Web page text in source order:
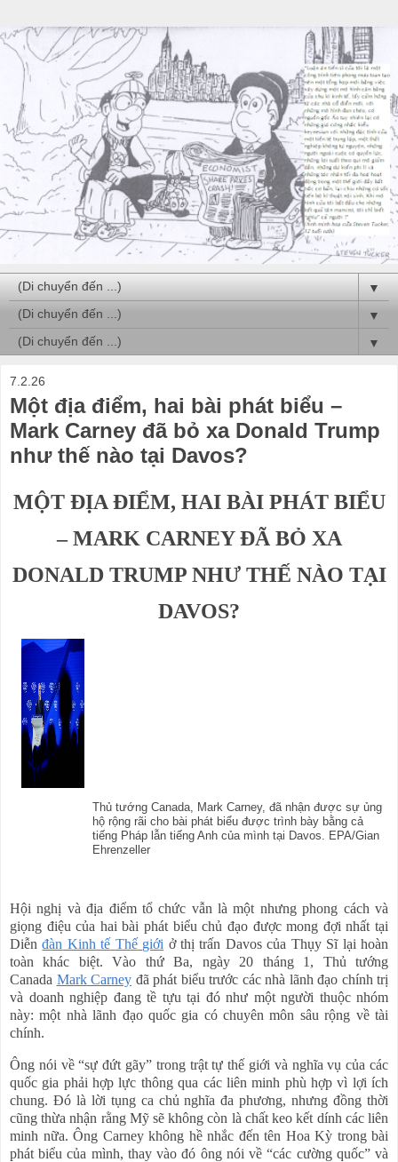
▼
▼
▼
7.2.26
Một địa điểm, hai bài phát biểu –
Mark Carney đã bỏ xa Donald Trump
như thế nào tại Davos?
MỘT ĐỊA ĐIỂM, HAI BÀI PHÁT BIỂU
– MARK CARNEY ĐÃ BỎ XA
DONALD TRUMP NHƯ THẾ NÀO TẠI
DAVOS?
Thủ tướng Canada, Mark Carney, đã nhận được sự ủng
hộ rộng rãi cho bài phát biểu được trình bày bằng cả
tiếng Pháp lẫn tiếng Anh của mình tại Davos. EPA/Gian
Ehrenzeller
Hội nghị và địa điểm tổ chức vẫn là một nhưng phong cách và
giọng điệu của hai bài phát biểu chủ đạo được mong đợi nhất tại
Diễnđàn Kinh tế Thế giới ở thị trấn Davos của Thụy Sĩ lại hoàn
toàn khác biệt. Vào thứ Ba, ngày 20 tháng 1, Thủ tướng
Canada Mark Carney đã phát biểu trước các nhà lãnh đạo chính trị
và doanh nghiệp đang tề tựu tại đó như một người thuộc nhóm
này: một nhà lãnh đạo quốc gia có chuyên môn sâu rộng về tài
chính.
Ông nói về “sự đứt gãy” trong trật tự thế giới và nghĩa vụ của các
quốc gia phải hợp lực thông qua các liên minh phù hợp vì lợi ích
chung. Đó là lời tụng ca chủ nghĩa đa phương, nhưng đồng thời
cũng thừa nhận rằng Mỹ sẽ không còn là chất keo kết dính các liên
minh nữa. Ông Carney không hề nhắc đến tên Hoa Kỳ trong bài
phát biểu của mình, thay vào đó ông nói về “các cường quốc” và